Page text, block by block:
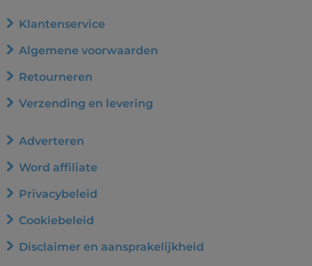
Klantenservice
Algemene voorwaarden
Retourneren
Verzending en levering
Adverteren
Word affiliate
Privacybeleid
Cookiebeleid
Disclaimer en aansprakelijkheid